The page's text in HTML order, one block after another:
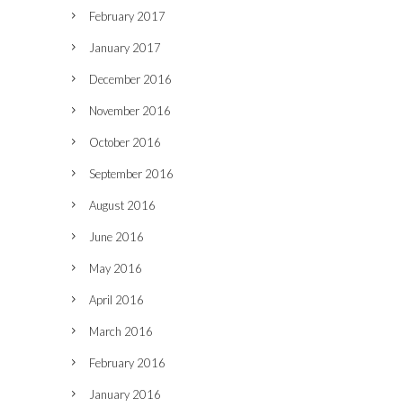
February 2017
January 2017
December 2016
November 2016
October 2016
September 2016
August 2016
June 2016
May 2016
April 2016
March 2016
February 2016
January 2016